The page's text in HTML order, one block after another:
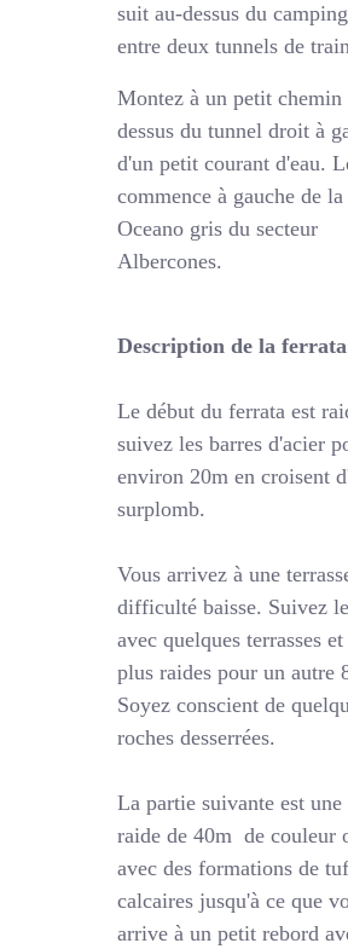
suit au-dessus du
entre deux tunnels de
Montez à un petit chemin
dessus du tunnel droit à
d'un petit courant d'eau.
commence à gauche de
Oceano gris du secteur
Albercones.
Description de la
Le début du ferrata est
suivez les barres d'acier
environ 20m en croisent
surplomb.
Vous arrivez à une
difficulté baisse. Suivez
avec quelques terrasses et
plus raides pour un autre
Soyez conscient de
roches desserrées.
La partie suivante est
raide de 40m de couleur
avec des formations de tuf
calcaires jusqu'à ce que
arrive à un petit rebord